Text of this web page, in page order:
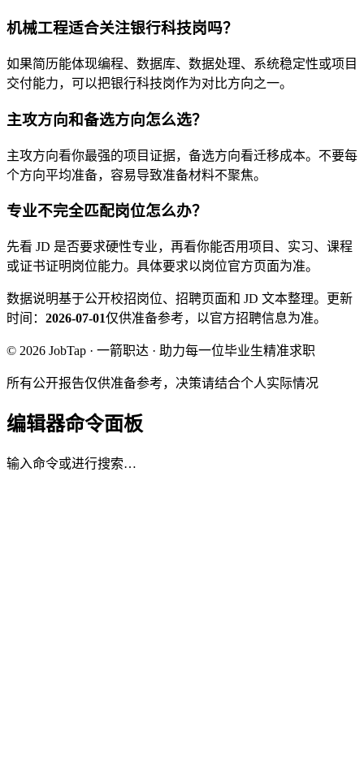
机械工程适合关注银行科技岗吗？
如果简历能体现编程、数据库、数据处理、系统稳定性或项目
交付能力，可以把银行科技岗作为对比方向之一。
主攻方向和备选方向怎么选？
主攻方向看你最强的项目证据，备选方向看迁移成本。不要每
个方向平均准备，容易导致准备材料不聚焦。
专业不完全匹配岗位怎么办？
先看 JD 是否要求硬性专业，再看你能否用项目、实习、课程
或证书证明岗位能力。具体要求以岗位官方页面为准。
数据说明基于公开校招岗位、招聘页面和 JD 文本整理。
更新
时间： 2026-07-01仅供准备参考，以官方招聘信息为准。
© 2026 JobTap · 一箭职达 · 助力每一位毕业生精准求职
所有公开报告仅供准备参考，决策请结合个人实际情况
编辑器命令面板
输入命令或进行搜索…